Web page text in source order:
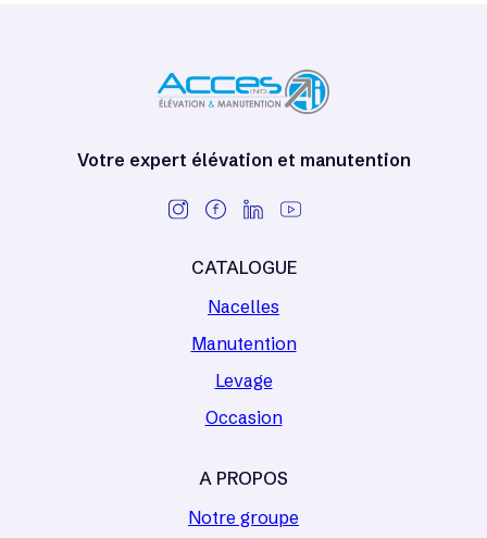
Votre expert élévation et manutention
CATALOGUE
Nacelles
Manutention
Levage
Occasion
A PROPOS
Notre groupe